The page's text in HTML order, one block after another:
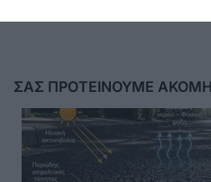
ΣΑΣ ΠΡΟΤΕΙΝΟΥΜΕ ΑΚΟΜΗ